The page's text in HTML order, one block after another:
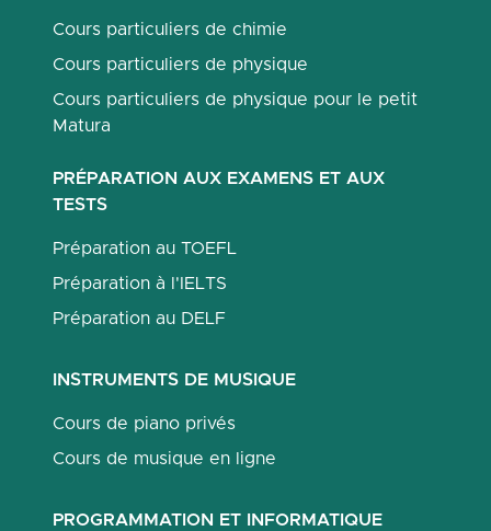
Cours particuliers de chimie
Cours particuliers de physique
Cours particuliers de physique pour le petit
Matura
PRÉPARATION AUX EXAMENS ET AUX
TESTS
Préparation au TOEFL
Préparation à l'IELTS
Préparation au DELF
INSTRUMENTS DE MUSIQUE
Cours de piano privés
Cours de musique en ligne
PROGRAMMATION ET INFORMATIQUE